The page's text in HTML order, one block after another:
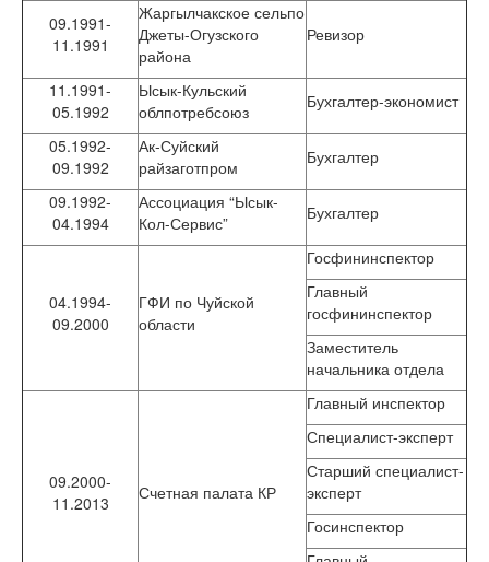
09.1991-
11.1991
Жаргылчакское сельпо
Джеты-Огузского
района
Ревизор
11.1991-
05.1992
Ысык-Кульский
облпотребсоюз
Бухгалтер-экономист
05.1992-
09.1992
Ак-Суйский
райзаготпром
Бухгалтер
09.1992-
04.1994
Ассоциация “Ысык-
Кол-Сервис”
Бухгалтер
04.1994-
09.2000
ГФИ по Чуйской
области
Госфининспектор
Главный
госфининспектор
Заместитель
начальника отдела
09.2000-
11.2013
Счетная палата КР
Главный инспектор
Специалист-эксперт
Старший специалист-
эксперт
Госинспектор